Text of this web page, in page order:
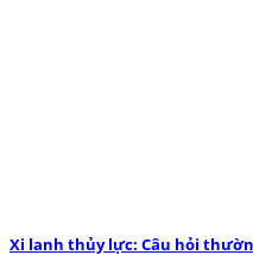
Xi lanh thủy lực: Câu hỏi